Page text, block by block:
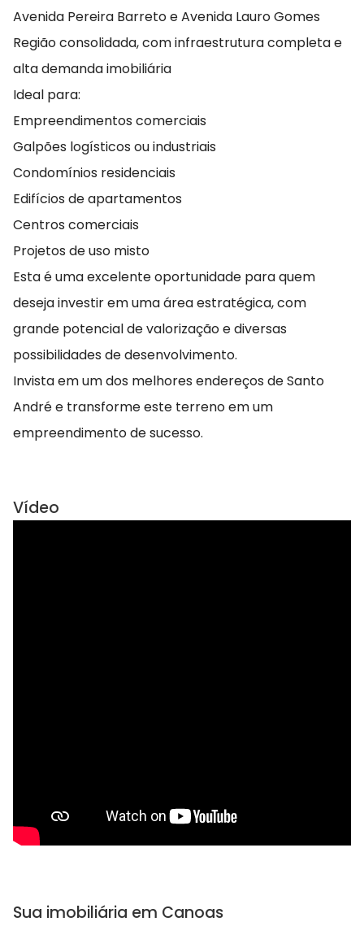
Avenida Pereira Barreto e Avenida Lauro Gomes
Região consolidada, com infraestrutura completa e
alta demanda imobiliária
Ideal para:
Empreendimentos comerciais
Galpões logísticos ou industriais
Condomínios residenciais
Edifícios de apartamentos
Centros comerciais
Projetos de uso misto
Esta é uma excelente oportunidade para quem
deseja investir em uma área estratégica, com
grande potencial de valorização e diversas
possibilidades de desenvolvimento.
Invista em um dos melhores endereços de Santo
André e transforme este terreno em um
empreendimento de sucesso.
Vídeo
Sua imobiliária em Canoas